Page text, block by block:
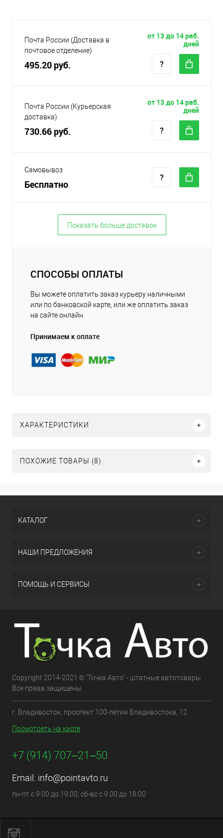
Почта России (Доставка в
почтовое отделение)
495.20 руб.
от 13 до 14 раб.
дней
Почта России (Курьерская
доставка)
730.66 руб.
от 13 до 14 раб.
дней
Самовывоз
Бесплатно
Показать больше доставок
СПОСОБЫ ОПЛАТЫ
Вы можете оплатить заказ курьеру наличными
или по банковской карте, или же оплатить заказ
на сайте онлайн.
Принимаем к оплате
ХАРАКТЕРИСТИКИ
ПОХОЖИЕ ТОВАРЫ (8)
КАТАЛОГ
НАШИ ПРЕДЛОЖЕНИЯ
ПОМОЩЬ И СЕРВИСЫ
Copyright 2014-2021 © "Точка Авто" - штатные автотовары.
Все права защищены.
г. Владивосток, проспект 100-летия Владивостока, 12
Посмотреть на карте
+7 (914) 707‒21‒50
Email: info@pointavto.ru
пн-пт с 9:00 до 19:00, сб-вс с 9:00 до 18:00